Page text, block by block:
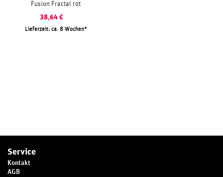
Fusion Fractal rot
38,64 €
Lieferzeit: ca. 8 Wochen
Service
Kontakt
AGB